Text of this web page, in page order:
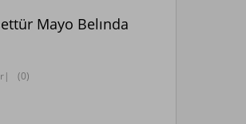
Mayo Belında
| (0)